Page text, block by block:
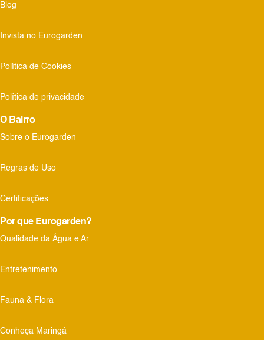
Blog
Invista no Eurogarden
Política de Cookies
Política de privacidade
O Bairro
Sobre o Eurogarden
Regras de Uso
Certificações
Por que Eurogarden?
Qualidade da Água e Ar
Entretenimento
Fauna & Flora
Conheça Maringá